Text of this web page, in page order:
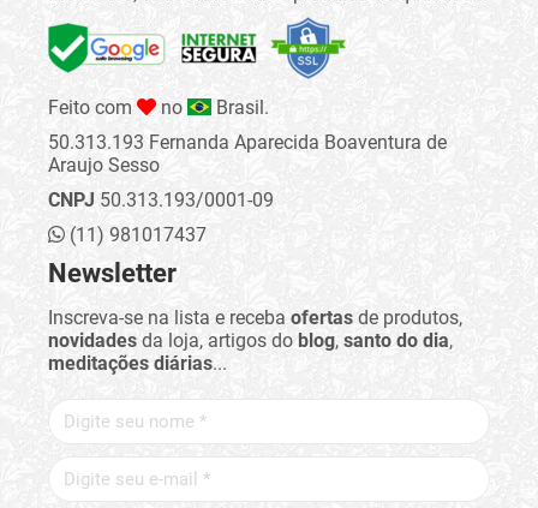
Feito com no
Brasil.
50.313.193 Fernanda Aparecida Boaventura de
Araujo Sesso
CNPJ 50.313.193/0001-09
(11) 981017437
Newsletter
Inscreva-se na lista e receba ofertas de produtos,
novidades da loja, artigos do blog, santo do dia,
meditações diárias...